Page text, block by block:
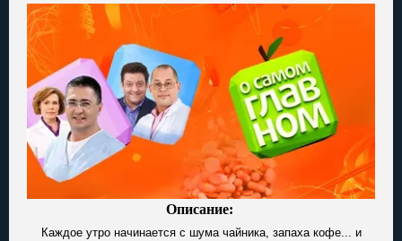
Описание:
Каждое утро начинается с шума чайника, запаха кофе... и